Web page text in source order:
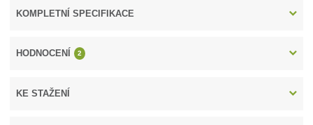
KOMPLETNÍ SPECIFIKACE
HODNOCENÍ 2
KE STAŽENÍ